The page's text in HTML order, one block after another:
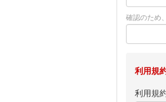
確認のため
利用規
利用規